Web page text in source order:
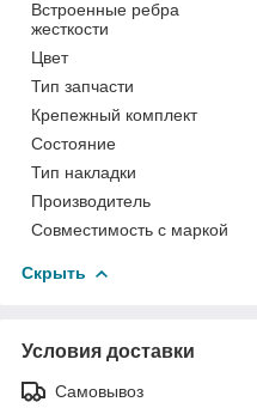
Встроенные ребра
жесткости
Цвет
Тип запчасти
Крепежный комплект
Состояние
Тип накладки
Производитель
Совместимость с маркой
Скрыть
Условия доставки
Самовывоз